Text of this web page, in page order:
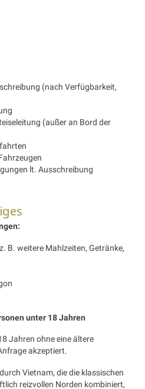
(nach Verfügbarkeit,
(außer an Bord der
lt. Ausschreibung
B. weitere Mahlzeiten, Getränke,
unter 18 Jahren
Jahren ohne eine ältere
akzeptiert.
Vietnam, die die klassischen
reizvollen Norden kombiniert,